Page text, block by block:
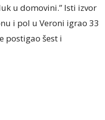
u domovini.” Isti izvor
i pol u Veroni igrao 33
postigao šest i